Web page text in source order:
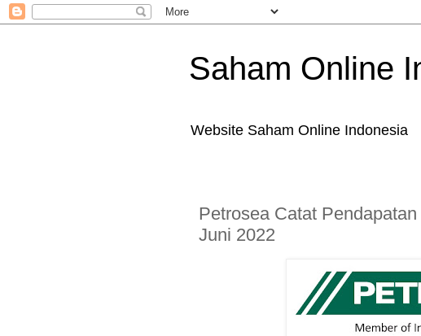
Saham Online
Website Saham Online Indonesia
Petrosea Catat
Juni 2022